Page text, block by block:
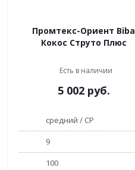
Промтекс-Ориент Biba
Кокос Струто Плюс
Есть в наличии
5 002руб.
средний / СР
9
100